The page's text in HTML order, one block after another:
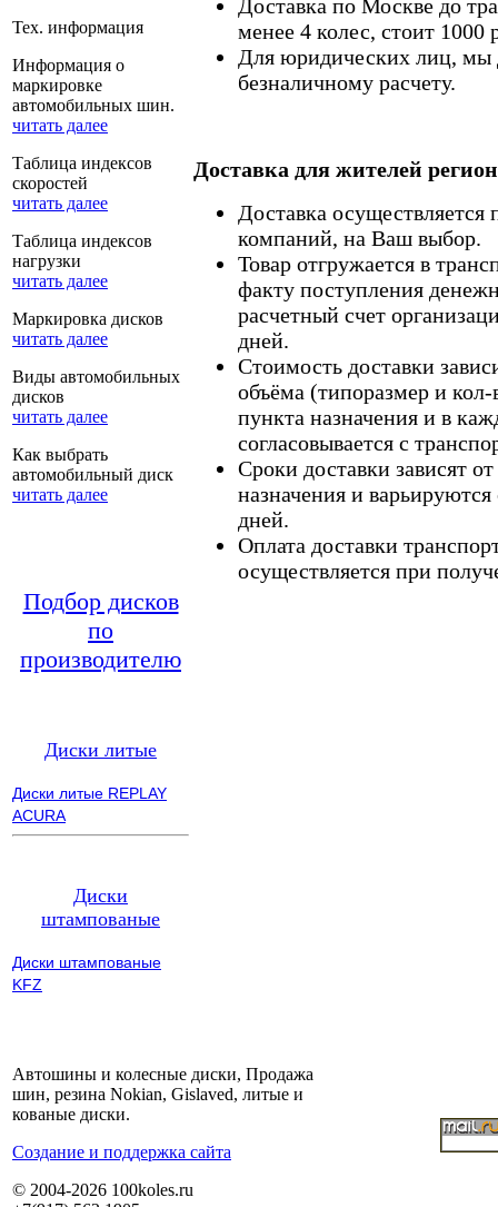
Тех. информация
Информация о
маркировке
автомобильных шин.
читать далее
Таблица индексов
скоростей
читать далее
Таблица индексов
нагрузки
читать далее
Маркировка дисков
читать далее
Виды автомобильных
дисков
читать далее
Как выбрать
автомобильный диск
читать далее
Подбор дисков
по
производителю
Диски литые
Диски литые REPLAY
ACURA
Диски
штампованые
Диски штампованые
KFZ
Доставка по Москве до
менее 4 колес, стоит 1000
Для юридических лиц, мы
безналичному расчету.
Доставка для жителей
Доставка
компаний, на Ваш выбор.
Товар отгружается в
факту поступления
расчетный счет
дней.
Стоимость доставки
объёма (типоразмер и кол-
пункта назначения и в
согласовывается с
Сроки доставки зависят
назначения и
дней.
Оплата доставки
осуществляется при
Автошины и колесные диски, Продажа
шин, резина Nokian, Gislaved, литые и
кованые диски.
Cоздание и поддержка сайта
© 2004-2026 100koles.ru